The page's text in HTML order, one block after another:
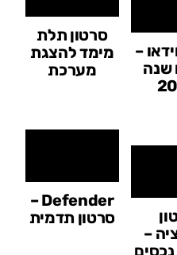
–
שנה
סרטון תלת
מימד להצגת
מערכת
–
Defender –
סרטון תדמית